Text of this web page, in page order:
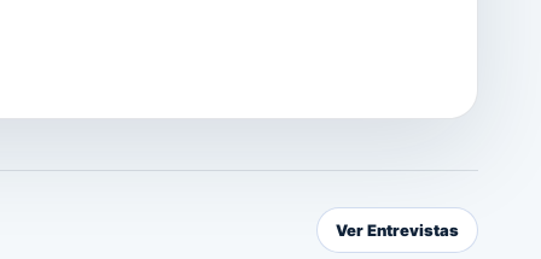
Ver Entrevistas